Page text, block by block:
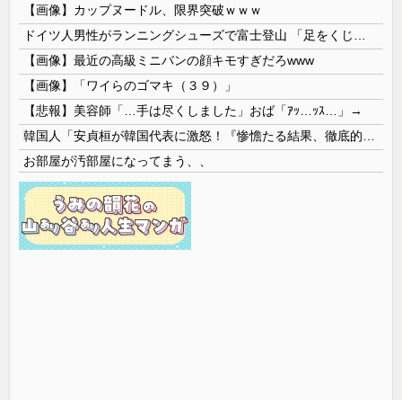
【画像】カップヌードル、限界突破ｗｗｗ
【画像】最近の高級ミニバンの顔キモすぎだろwww
【画像】「ワイらのゴマキ（３９）」
【悲報】美容師「…手は尽くしました」おば「ｱｯ…ｯｽ…」→
お部屋が汚部屋になってまう、、